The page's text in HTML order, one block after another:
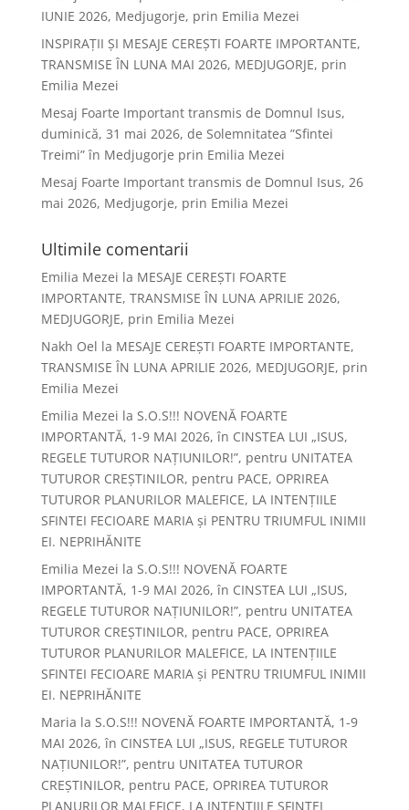
IUNIE 2026, Medjugorje, prin Emilia Mezei
INSPIRAȚII ȘI MESAJE CEREȘTI FOARTE IMPORTANTE,
TRANSMISE ÎN LUNA MAI 2026, MEDJUGORJE, prin
Emilia Mezei
Mesaj Foarte Important transmis de Domnul Isus,
duminică, 31 mai 2026, de Solemnitatea ”Sfintei
Treimi” în Medjugorje prin Emilia Mezei
Mesaj Foarte Important transmis de Domnul Isus, 26
mai 2026, Medjugorje, prin Emilia Mezei
Ultimile comentarii
Emilia Mezei la MESAJE CEREȘTI FOARTE
IMPORTANTE, TRANSMISE ÎN LUNA APRILIE 2026,
MEDJUGORJE, prin Emilia Mezei
Nakh Oel la MESAJE CEREȘTI FOARTE IMPORTANTE,
TRANSMISE ÎN LUNA APRILIE 2026, MEDJUGORJE, prin
Emilia Mezei
Emilia Mezei la S.O.S!!! NOVENĂ FOARTE
IMPORTANTĂ, 1-9 MAI 2026, în CINSTEA LUI „ISUS,
REGELE TUTUROR NAȚIUNILOR!”, pentru UNITATEA
TUTUROR CREȘTINILOR, pentru PACE, OPRIREA
TUTUROR PLANURILOR MALEFICE, LA INTENȚIILE
SFINTEI FECIOARE MARIA și PENTRU TRIUMFUL INIMII
EI. NEPRIHĂNITE
Emilia Mezei la S.O.S!!! NOVENĂ FOARTE
IMPORTANTĂ, 1-9 MAI 2026, în CINSTEA LUI „ISUS,
REGELE TUTUROR NAȚIUNILOR!”, pentru UNITATEA
TUTUROR CREȘTINILOR, pentru PACE, OPRIREA
TUTUROR PLANURILOR MALEFICE, LA INTENȚIILE
SFINTEI FECIOARE MARIA și PENTRU TRIUMFUL INIMII
EI. NEPRIHĂNITE
Maria la S.O.S!!! NOVENĂ FOARTE IMPORTANTĂ, 1-9
MAI 2026, în CINSTEA LUI „ISUS, REGELE TUTUROR
NAȚIUNILOR!”, pentru UNITATEA TUTUROR
CREȘTINILOR, pentru PACE, OPRIREA TUTUROR
PLANURILOR MALEFICE, LA INTENȚIILE SFINTEI